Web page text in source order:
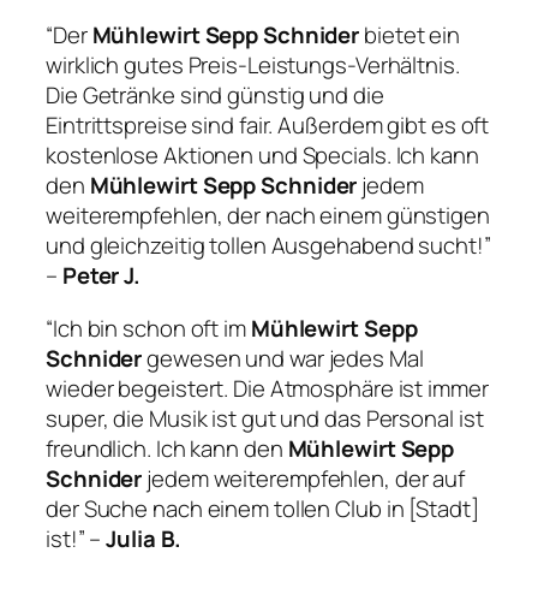
“DerMühlewirt Sepp Schniderbietet ein
wirklich gutes Preis-Leistungs-Verhältnis.
Die Getränke sind günstig und die
Eintrittspreise sind fair. Außerdem gibt es oft
kostenlose Aktionen und Specials. Ich kann
den Mühlewirt Sepp Schniderjedem
weiterempfehlen, der nach einem günstigen
und gleichzeitig tollen Ausgehabend sucht!”
– Peter J.
“Ich bin schon oft imMühlewirt Sepp
Schnidergewesen und war jedes Mal
wieder begeistert. Die Atmosphäre ist immer
super, die Musik ist gut und das Personal ist
freundlich. Ich kann den Mühlewirt Sepp
Schniderjedem weiterempfehlen, der auf
der Suche nach einem tollen Club in [Stadt]
ist!” –Julia B.